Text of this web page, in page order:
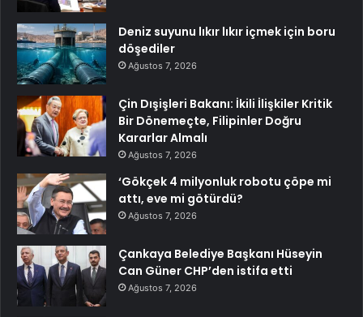
Deniz suyunu lıkır lıkır içmek için boru
döşediler
Ağustos 7, 2026
Çin Dışişleri Bakanı: İkili İlişkiler Kritik
Bir Dönemeçte, Filipinler Doğru
Kararlar Almalı
Ağustos 7, 2026
‘Gökçek 4 milyonluk robotu çöpe mi
attı, eve mi götürdü?
Ağustos 7, 2026
Çankaya Belediye Başkanı Hüseyin
Can Güner CHP’den istifa etti
Ağustos 7, 2026